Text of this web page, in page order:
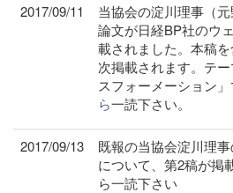
2017/09/11
当協会の淀川理事（
論文が日経BP社のウ
載されました。本稿
次掲載されます。テ
スフォーメーション」
ら一読下さい。
2017/09/13
既報の当協会淀川理
について、第2稿が掲
ら一読下さい